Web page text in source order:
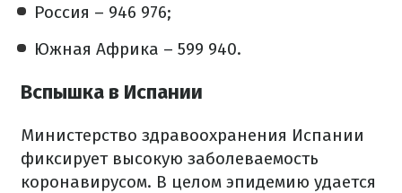
Россия – 946 976;
Южная Африка – 599 940.
Вспышка в Испании
Министерство здравоохранения Испании
фиксирует высокую заболеваемость
коронавирусом. В целом эпидемию удается